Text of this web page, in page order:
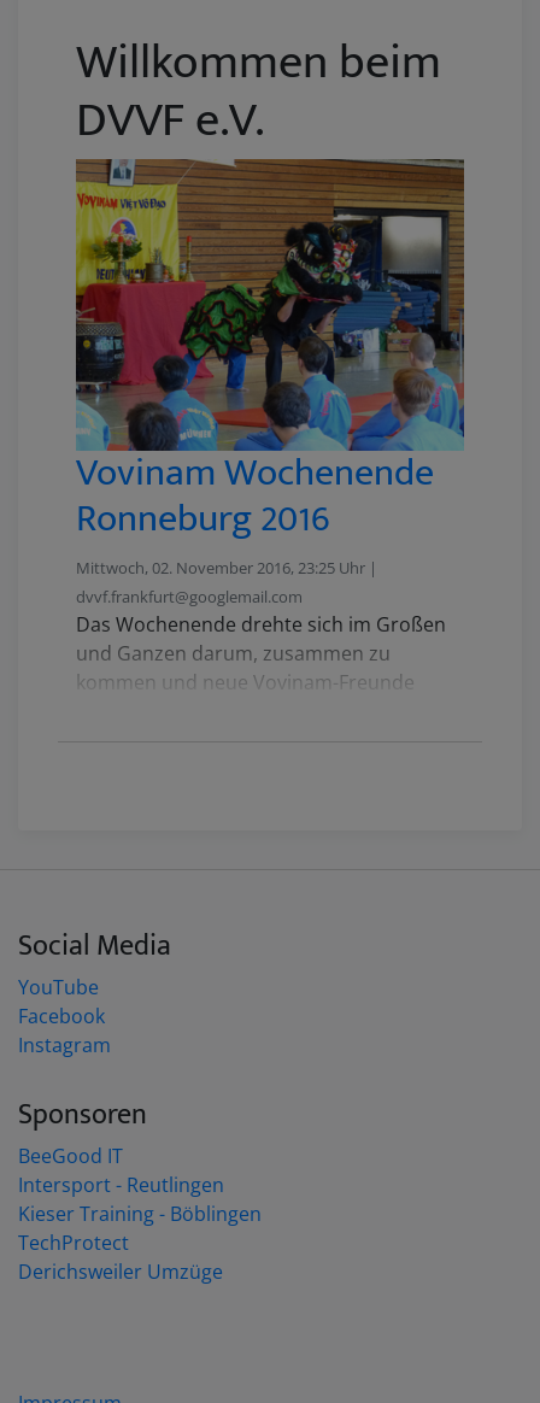
Willkommen beim
DVVF e.V.
Vovinam Wochenende
Ronneburg 2016
Mittwoch, 02. November 2016, 23:25 Uhr |
dvvf.frankfurt@googlemail.com
Das Wochenende drehte sich im Großen
und Ganzen darum, zusammen zu
kommen und neue Vovinam-Freunde
ein und nach dem Abendessen fand eine
außerordentliche Vorstandssitzung statt
(Protokoll hier zu lesen, wenn online)
sowie parallel hierzu der schriftliche
Theorieteil für die Gelbgurtprüfung.
um 9 Uhr auf die Matte und die 18
Prüflinge aus den Vereinen Langenhagen,
Frankfurt-Nied, Frankfurt-Nordwest,
Gültlingen und München legten los. Die
Prüfungskommission, bestehend aus den
Meistern Florin, Chieu und Dietmar sowie
Social Media
YouTube
Facebook
Instagram
Sponsoren
BeeGood IT
Intersport - Reutlingen
Kieser Training - Böblingen
TechProtect
Derichsweiler Umzüge